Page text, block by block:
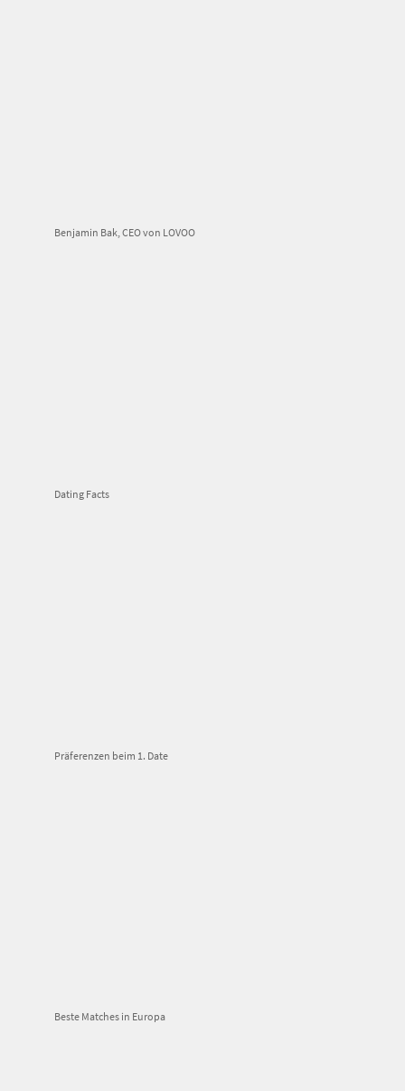
Benjamin Bak, CEO von LOVOO
Dating Facts
Präferenzen beim 1. Date
Beste Matches in Europa